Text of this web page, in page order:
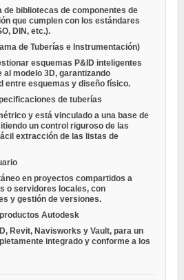
de bibliotecas de componentes de
que cumplen con los estándares
DIN, etc.).
de Tuberías e Instrumentación)
esquemas P&ID inteligentes
modelo 3D, garantizando
entre esquemas y diseño físico.
de tuberías
y está vinculado a una base de
un control riguroso de las
extracción de las listas de
en proyectos compartidos a
o servidores locales, con
y gestión de versiones.
Autodesk
Revit, Navisworks y Vault, para un
integrado y conforme a los